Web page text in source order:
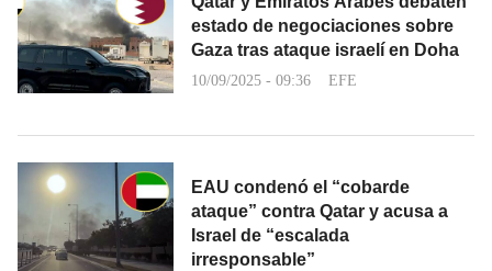
estado de negociaciones sobre
Gaza tras ataque israelí en Doha
10/09/2025 - 09:36 EFE
EAU condenó el “cobarde
ataque” contra Qatar y acusa a
Israel de “escalada
irresponsable”